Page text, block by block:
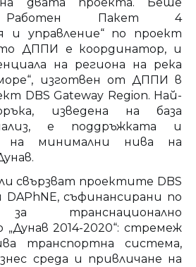
на двата проекта. Беше
Работен Пакет 4
и управление“ по проект
ДППИ е координатор, и
на региона на река
изготвен от ДППИ в
DBS Gateway Region. Най-
изведена на база
е поддръжката и
на минимални нива на
свързват проектите DBS
DAPhNE, съфинансирани по
транснационално
2014-2020“: стремеж
транспортна система,
среда и привличане на